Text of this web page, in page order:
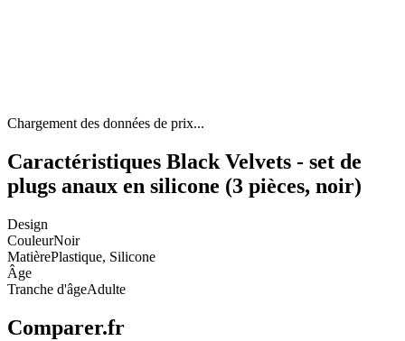
Chargement des données de prix...
Caractéristiques Black Velvets - set de
plugs anaux en silicone (3 pièces, noir)
Design
CouleurNoir
MatièrePlastique, Silicone
Âge
Tranche d'âgeAdulte
Comparer.fr